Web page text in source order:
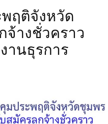
ฤติจังหวัด
างชั่วคราว
านธุรการ